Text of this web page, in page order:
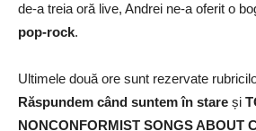
de-a treia oră live, Andrei ne-a oferit o
pop-rock.
Ultimele două ore sunt rezervate
Răspundem când suntem în stare și
NONCONFORMIST SONGS ABOUT